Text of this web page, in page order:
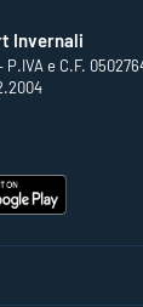
Invernali
e C.F.